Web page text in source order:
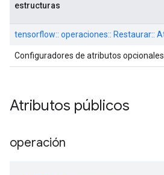
estructuras
tensorflow:: operaciones:: Restaurar::
Configuradores de atributos
Atributos públicos
operación